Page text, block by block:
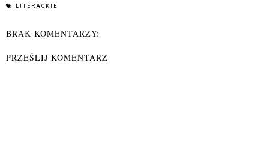
LITERACKIE
BRAK KOMENTARZY:
PRZEŚLIJ KOMENTARZ